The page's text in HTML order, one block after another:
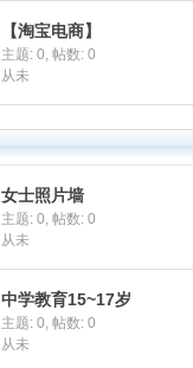
【淘宝电商】
主题: 0, 帖数: 0
从未
女士照片墙
主题: 0, 帖数: 0
从未
中学教育15~17岁
主题: 0, 帖数: 0
从未